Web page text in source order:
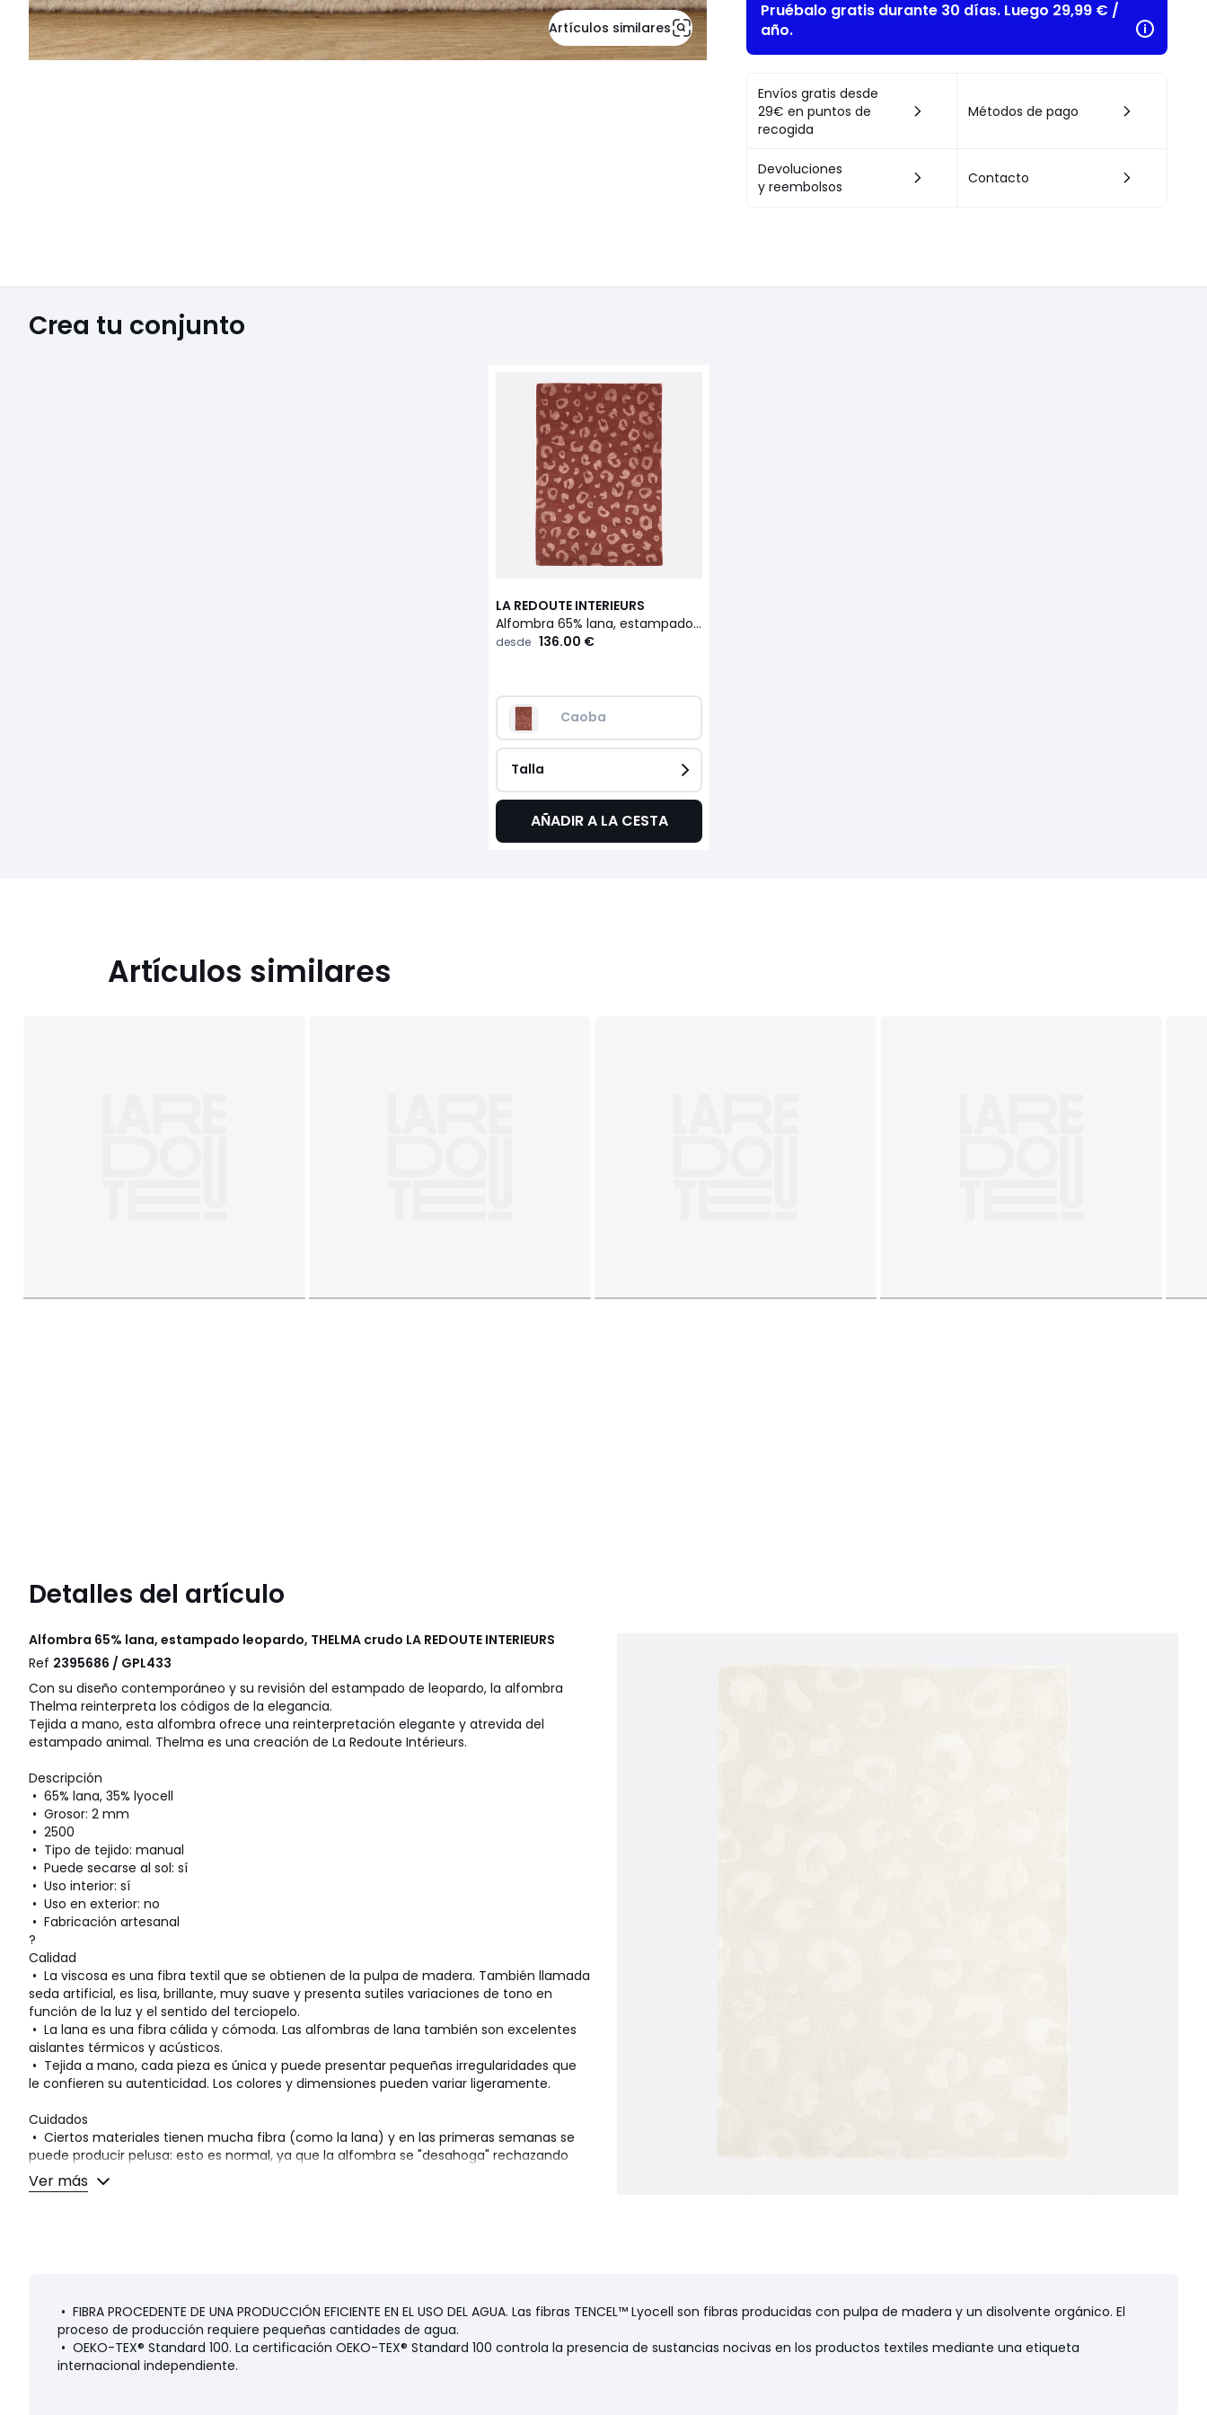
Artículos similares
Pruébalo gratis durante 30 días. Luego 29,99 € /
año.
Envíos gratis desde
29€ en puntos de
recogida
Métodos de pago
Devoluciones
y reembolsos
Contacto
Crea tu conjunto
LA REDOUTE INTERIEURS
Alfombra 65% lana, estampado leopardo, THELMA
desde 136.00 €
Caoba
Talla
AÑADIR A LA CESTA
Artículos similares
Detalles del artículo
Alfombra 65% lana, estampado leopardo, THELMA crudo LA REDOUTE INTERIEURS
Ref 2395686 / GPL433
Con su diseño contemporáneo y su revisión del estampado de leopardo, la alfombra
Thelma reinterpreta los códigos de la elegancia.
Tejida a mano, esta alfombra ofrece una reinterpretación elegante y atrevida del
estampado animal. Thelma es una creación de La Redoute Intérieurs.
Descripción
• 65% lana, 35% lyocell
• Grosor: 2 mm
• 2500
• Tipo de tejido: manual
• Puede secarse al sol: sí
• Uso interior: sí
• Uso en exterior: no
• Fabricación artesanal
?
Calidad
• La viscosa es una fibra textil que se obtienen de la pulpa de madera. También llamada
seda artificial, es lisa, brillante, muy suave y presenta sutiles variaciones de tono en
función de la luz y el sentido del terciopelo.
• La lana es una fibra cálida y cómoda. Las alfombras de lana también son excelentes
aislantes térmicos y acústicos.
• Tejida a mano, cada pieza es única y puede presentar pequeñas irregularidades que
le confieren su autenticidad. Los colores y dimensiones pueden variar ligeramente.
Cuidados
• Ciertos materiales tienen mucha fibra (como la lana) y en las primeras semanas se
puede producir pelusa: esto es normal, ya que la alfombra se "desahoga" rechazando
sus fibras sobrantes. Retira siempre que puedas las pelusas con la mano y, sobre todo,
no utilices el aspirador en modo cepillado ya que puede tirar de las fibras y arrancarlas.
Dimensiones
• Ancho 120 x Largo 170 cm
• Ancho 160 x Largo 230 cm
Ver más
• FIBRA PROCEDENTE DE UNA PRODUCCIÓN EFICIENTE EN EL USO DEL AGUA. Las fibras TENCEL™ Lyocell son fibras producidas con pulpa de madera y un disolvente orgánico. El
proceso de producción requiere pequeñas cantidades de agua.
• OEKO-TEX® Standard 100. La certificación OEKO-TEX® Standard 100 controla la presencia de sustancias nocivas en los productos textiles mediante una etiqueta
internacional independiente.